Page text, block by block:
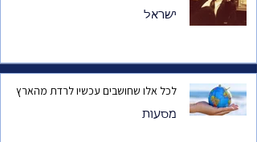
ישראל
לכל אלו שחושבים עכשיו לרדת מהארץ
מסעות